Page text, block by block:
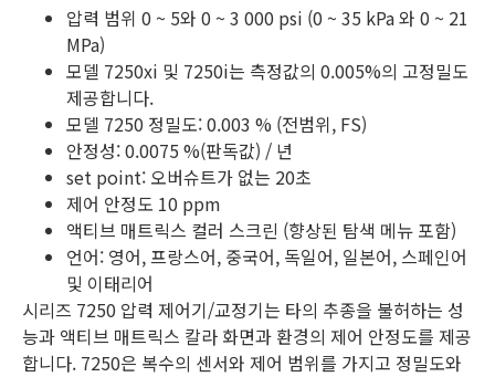
압력 범위 0 ~ 5와 0 ~ 3 000 psi (0 ~ 35 kPa 와 0 ~ 21
MPa)
모델 7250xi 및 7250i는 측정값의 0.005%의 고정밀도
제공합니다.
모델 7250 정밀도: 0.003 % (전범위, FS)
안정성: 0.0075 %(판독값) / 년
set point: 오버슈트가 없는 20초
제어 안정도 10 ppm
액티브 매트릭스 컬러 스크린 (향상된 탐색 메뉴 포함)
언어: 영어, 프랑스어, 중국어, 독일어, 일본어, 스페인어
및 이태리어
시리즈 7250 압력 제어기/교정기는 타의 추종을 불허하는 성
능과 액티브 매트릭스 칼라 화면과 환경의 제어 안정도를 제공
합니다. 7250은 복수의 센서와 제어 범위를 가지고 정밀도와